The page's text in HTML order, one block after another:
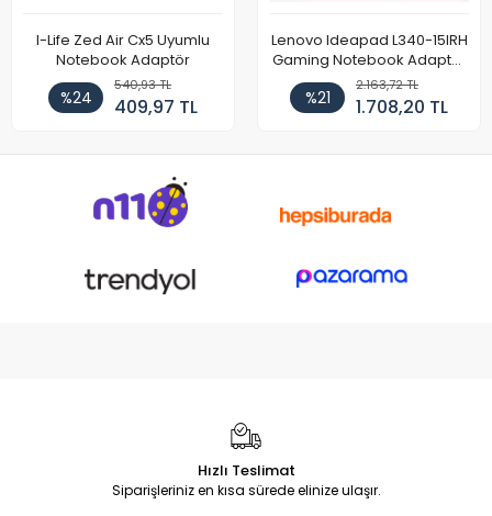
I-Life Zed Air Cx5 Uyumlu
Notebook Adaptör
%24
540,93 TL
409,97 TL
Lenovo Ideapad L340-15IRH
Gaming Notebook Adaptör
Cihazı Şarj Aleti (150W)
%21
2.163,72 TL
1.708,20 TL
Hızlı Teslimat
Siparişleriniz en kısa sürede elinize ulaşır.